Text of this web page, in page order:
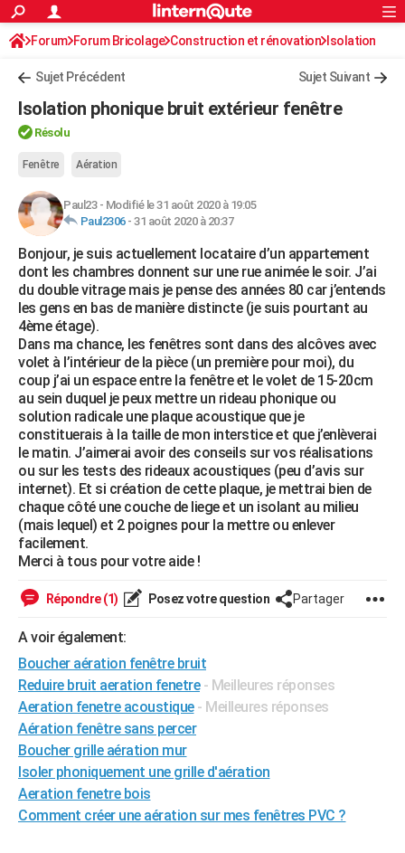
ACTUALITÉS
Politique
Société
Faits Divers
Education
Monde
Villes
+
Programme TV
TNTStreaming
Cinéma
Sorties cinéma
Musique
+FINANCE
Retraite
Impôts
Epargne
Immobilier
Risques naturels par ville
Banque
Assurance
Crédit
AUTO
Essais
Réserver un essai
Citadines
Berlines
SUV
Forum auto
+
HIGH-TECH
Mobiles
Meilleur smartphone
Internet
Ordinateurs
Jeux vidéo
Guide high-tech
Forum
Aménagement intérieur
Extérieur
Cuisine
Salle de bains
Jardinage
Rangement
WEEK-END
Guides de France
Escapades
Patrimoine
Expositions
Musées
Week-end nature
+LIFESTYLE
Art de vivre
Bien-être
Loisirs
Mode
Modes de vie
SANTE
Alimentation
Guide de la santé
Maladies
Médicaments
Sommeil
VOYAGE
Destinations
City break
Voyage nature
Voyage de noces
Forum
Climat
+PHOTO
GUIDES D'ACHAT
BONS PLANS
CARTE DE VOEUX
Carte de Noël
Carte Bonne année
Carte Saint-Valentin
Carte Pâques
Carte d'anniversaire
Dictionnaire
Biographies
Citations
Expressions
Proverbes
PROGRAMME TV
COPAINS D'AVANT
S'inscrire
Se connecter
Lycées
Collèges
Primaires
Universités
Entreprises
Service militaire
Avis de recherche
AVIS DE DÉCÈS
FORUM
Bricolage
Lifestyle
Culture
Sport
Auto
Television
Voyage
Cinema
Rechercher
S'inscrire
Connexion
Forum Forum Bricolage Construction et rénovation Isolation
Sujet Précédent Sujet Suivant
Isolation phonique bruit extérieur fenêtre
Résolu
Fenêtre Aération
Paul23- Modifié le 31 août 2020 à 19:05
Paul2306- 31 août 2020 à 20:37
Bonjour, je suis actuellement locataire d’un appartement
dont les chambres donnent sur une rue animée le soir. J’ai
du double vitrage mais je pense des années 80 car j’entends
les gens en bas de manière distincte (je suis pourtant au
4ème étage).
Dans ma chance, les fenêtres sont dans des alcôves avec
volet à l’intérieur de la pièce (un première pour moi), du
coup j’ai un espace entre la fenêtre et le volet de 15-20cm
au sein duquel je peux mettre un rideau phonique ou
solution radicale une plaque acoustique que je
constituerais à la taille de mon interstice et que j’enlèverai
le matin. J’aimerai avoir des conseils sur vos réalisations
ou sur les tests des rideaux acoustiques (peu d’avis sur
internet). Et si création de cette plaque, je mettrai bien de
chaque côté une couche de liege et un isolant au milieu
(mais lequel) et 2 poignes pour la mettre ou enlever
facilement.
Merci à tous pour votre aide !
Répondre (1) Posez votre question Partager
A voir également:
Boucher aération fenêtre bruit
Reduire bruit aeration fenetre - Meilleures réponses
Aeration fenetre acoustique - Meilleures réponses
Aération fenêtre sans percer
Boucher grille aération mur
Isoler phoniquement une grille d'aération
Aeration fenetre bois
Comment créer une aération sur mes fenêtres PVC ?